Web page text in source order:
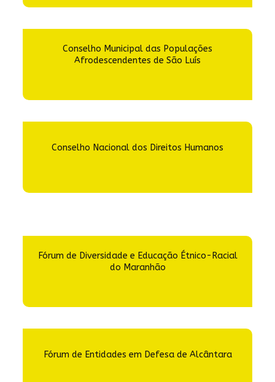
Conselho Municipal das Populações
Afrodescendentes de São Luís
Conselho Nacional dos Direitos Humanos
Fórum de Diversidade e Educação Étnico-Racial
do Maranhão
Fórum de Entidades em Defesa de Alcântara